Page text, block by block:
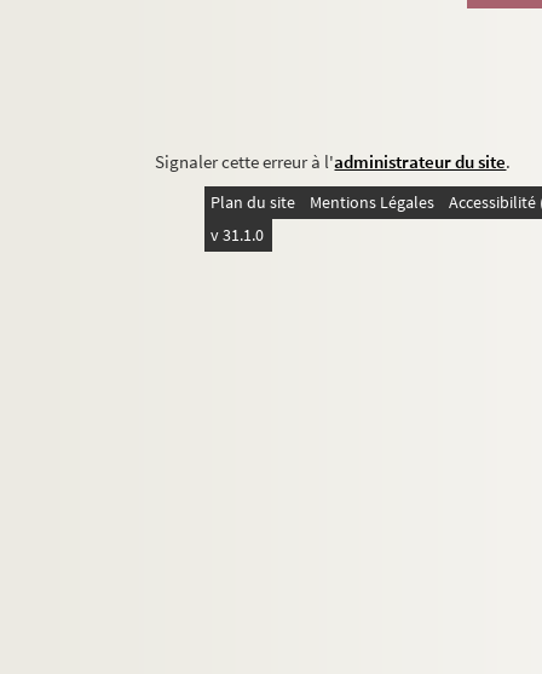
Signaler cette erreur à l'administrateur du site.
Plan du site Mentions Légales
v 31.1.0